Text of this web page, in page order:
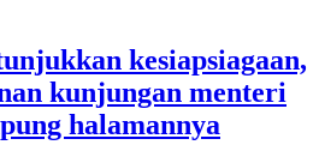
kesiapsiagaan,
kunjungan menteri
halamannya